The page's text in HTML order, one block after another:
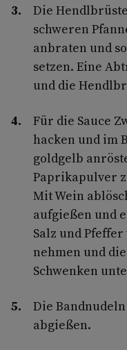
Die
schweren
anbraten und
setzen. Eine
und die
Für die Sauce
hacken und im
goldgelb
Paprikapulver
Mit Wein
aufgießen und
Salz und
nehmen und
Schwenken
Die
abgießen.